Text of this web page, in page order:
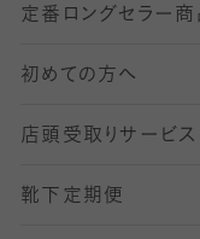
7 分丈 レギンス
8分丈 レギンス
10分丈 レギンス
12分丈レギンス
スーツカジュアル
ロングホーズ
サッカー・フット
ヨガソックス・靴
スポーツ用レッ
SS サイズ（21～
加圧・着圧ソック
冷えとり靴下
着圧・加圧タイツ
むくみ対策
定番ロングセラー商
初めての方へ
店頭受取りサービス
靴下定期便